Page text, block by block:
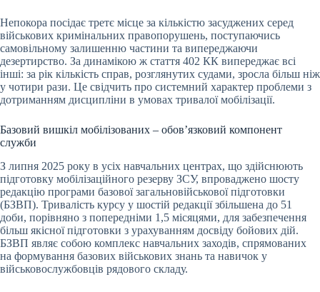
Непокора посідає третє місце за кількістю засуджених серед
військових кримінальних правопорушень, поступаючись
самовільному залишенню частини та випереджаючи
дезертирство. За динамікою ж стаття 402 КК випереджає всі
інші: за рік кількість справ, розглянутих судами, зросла більш ніж
у чотири рази. Це свідчить про системний характер проблеми з
дотриманням дисципліни в умовах тривалої мобілізації.
Базовий вишкіл мобілізованих – обов’язковий компонент
служби
З липня 2025 року в усіх навчальних центрах, що здійснюють
підготовку мобілізаційного резерву ЗСУ, впроваджено шосту
редакцію програми базової загальновійськової підготовки
(БЗВП). Тривалість курсу у шостій редакції збільшена до 51
доби, порівняно з попередніми 1,5 місяцями, для забезпечення
більш якісної підготовки з урахуванням досвіду бойових дій.
БЗВП являє собою комплекс навчальних заходів, спрямованих
на формування базових військових знань та навичок у
військовослужбовців рядового складу.